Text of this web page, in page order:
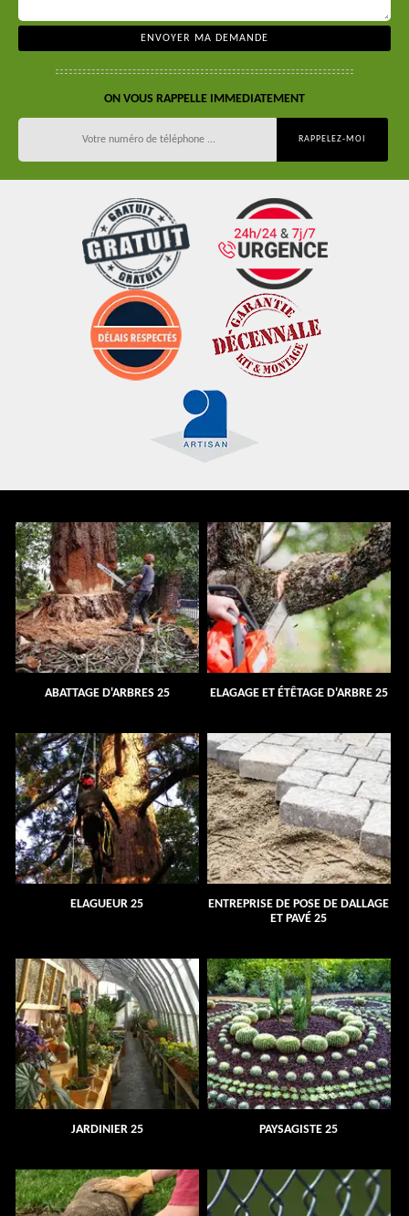
ON VOUS RAPPELLE IMMEDIATEMENT
ABATTAGE D'ARBRES 25 ELAGAGE ET ÉTÊTAGE D'ARBRE 25
ELAGUEUR 25
ENTREPRISE DE POSE DE DALLAGE
ET PAVÉ 25
JARDINIER 25 PAYSAGISTE 25